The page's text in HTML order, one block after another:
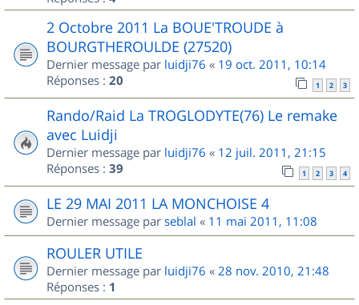
2 Octobre 2011 La BOUE'TROUDE à
BOURGTHEROULDE (27520)
Dernier message par luidji76 « 19 oct. 2011, 10:14
Réponses : 20 1 2 3
Rando/Raid La TROGLODYTE(76) Le remake
avec Luidji
Dernier message par luidji76 « 12 juil. 2011, 21:15
Réponses : 39 1 2 3 4
LE 29 MAI 2011 LA MONCHOISE 4
Dernier message par seblal « 11 mai 2011, 11:08
ROULER UTILE
Dernier message par luidji76 « 28 nov. 2010, 21:48
Réponses : 1